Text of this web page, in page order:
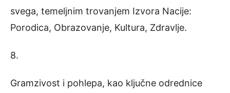
svega, temeljnim trovanjem Izvora Nacije:
Porodica, Obrazovanje, Kultura, Zdravlje.
8.
Gramzivost i pohlepa, kao ključne odrednice